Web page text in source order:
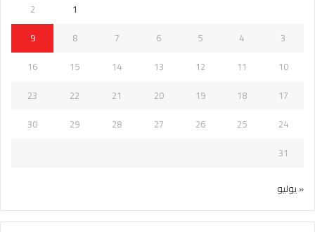
1
2
3
4
5
6
7
8
9
10
11
12
13
14
15
16
17
18
19
20
21
22
23
24
25
26
27
28
29
30
31
« يوليو